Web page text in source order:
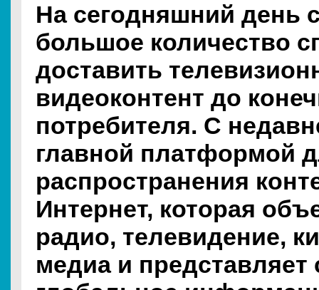
На сегодняшний день
большое количество
доставить
видеоконтент до
потребителя. С
главной платформой
распространения
Интернет, которая
радио, телевидение,
медиа и представляет